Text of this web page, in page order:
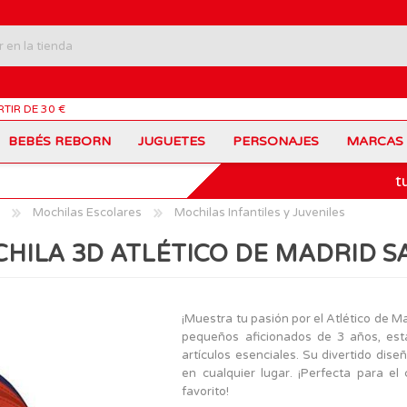
DE 30 €
BEBÉS REBORN JUGUETES
Carros Portamochilas Coches de Juguete
Muñecas
Patinetes
PERSONAJES
Bob Esponja Disney
Sonic
The Beasties
MARCAS
Barbie Barriguitas
VTech
MARCAS
Mochilas Escolares Mochilas Infantiles y Juveniles
3D ATLÉTICO DE MADRID
¡Muestra tu pasión por el Atlético de
pequeños aficionados de 3 años,
artículos esenciales. Su divertido
en cualquier lugar. ¡Perfecta para
favorito!